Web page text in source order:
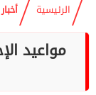
الرئيسية